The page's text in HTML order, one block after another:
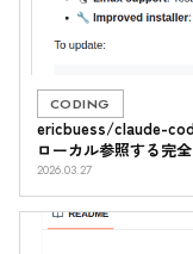
CODING
ericbuess/claude-
ローカル参照する完
2026.03.27